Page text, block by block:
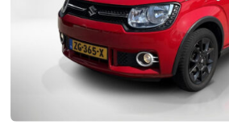
automatische snelheids begrenzing
Autonomous Emergency Braking
bandenspanningscontrolesysteem
bestuurdersairbag
cruise control adaptief